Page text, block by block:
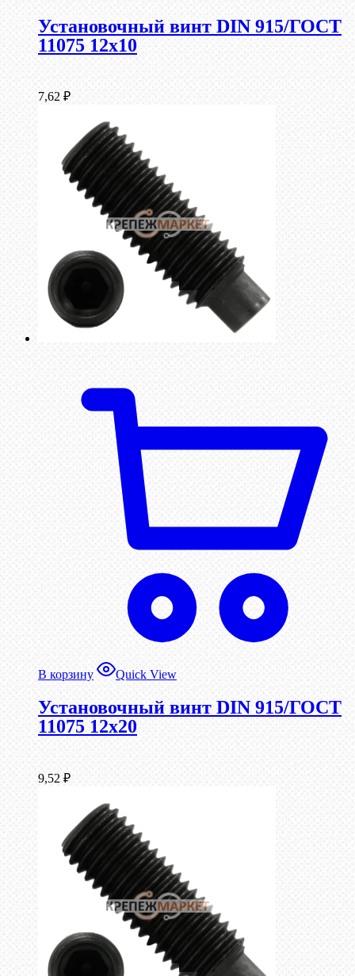
Установочный винт DIN 915/ГОСТ
11075 12х10
7,62 ₽
В корзину Quick View
Установочный винт DIN 915/ГОСТ
11075 12х20
9,52 ₽